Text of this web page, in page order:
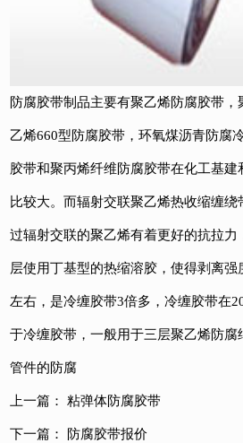
防腐胶带制品主要有聚乙烯防腐胶带
乙烯660型防腐胶带，环氧煤沥青防腐
胶带和聚丙烯纤维防腐胶带在化工基
比较大。而辐射交联聚乙烯热收缩缠
过辐射交联的聚乙烯有着更好的抗拉
层使用丁基型的热缩溶胶，使得剥离
左右，是冷缠胶带3倍多，冷缠胶带在
于冷缠胶带，一般用于三层聚乙烯防腐
管件的防腐
上一篇：粘弹体防腐胶带
下一篇： 防腐胶带报价